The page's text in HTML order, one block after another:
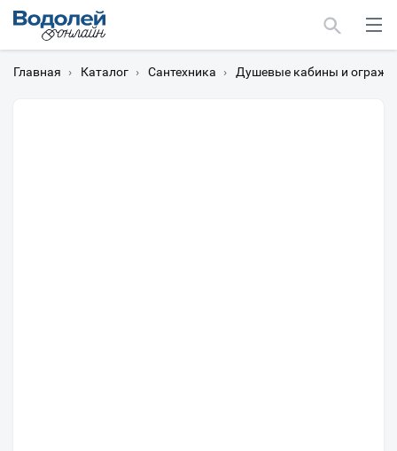
Главная › Каталог › Сантехника › Душевые кабины и